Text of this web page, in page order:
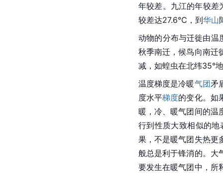
年较差。九江的年较
较差达27.6℃，到华山
动物的分布与迁徙由温
秋季南迁，候鸟向南迁
减，如蝗虫在北纬35°
温度梯度是冷暖气团矛
度水平梯度的变化。如
暖，冷、暖气团间的温
行到性质大致相似的
果，不是暖气团失热更
般总是利于锋消的。大
要发生在暖气团中，所